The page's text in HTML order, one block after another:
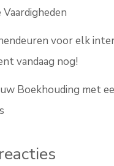
voor elk
vandaag nog!
Boekhouding met